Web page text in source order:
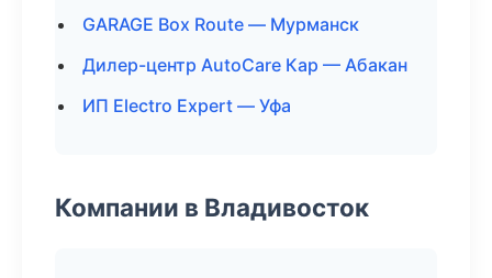
GARAGE Box Route — Мурманск
Дилер-центр AutoCare Кар — Абакан
ИП Electro Expert — Уфа
Компании в Владивосток